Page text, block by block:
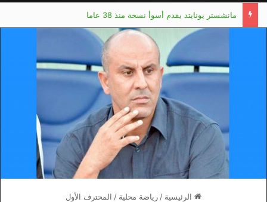
مانشستر يونايتد يقدم أسوأ نسخة منذ 38 عاما
الرئيسية / رياضة محلية / المحترف الأول